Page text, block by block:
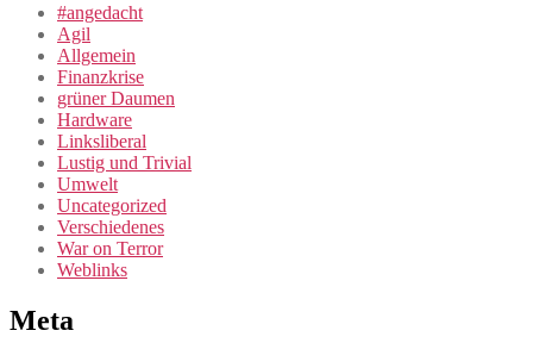
#angedacht
Agil
Allgemein
Finanzkrise
grüner Daumen
Hardware
Linksliberal
Lustig und Trivial
Umwelt
Uncategorized
Verschiedenes
War on Terror
Weblinks
Meta